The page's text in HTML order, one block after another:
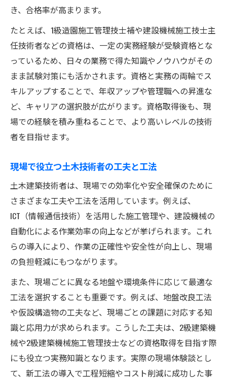
き、合格率が高まります。
たとえば、1級造園施工管理技士補や建設機械施工技士主
任技術者などの資格は、一定の実務経験が受験資格とな
っているため、日々の業務で得た知識やノウハウがその
まま試験対策にも活かされます。資格と実務の両輪でス
キルアップすることで、年収アップや管理職への昇進な
ど、キャリアの選択肢が広がります。資格取得後も、現
場での経験を積み重ねることで、より高いレベルの技術
者を目指せます。
現場で役立つ土木技術者の工夫と工法
土木建築技術者は、現場での効率化や安全確保のために
さまざまな工夫や工法を活用しています。例えば、
ICT（情報通信技術）を活用した施工管理や、建設機械の
自動化による作業効率の向上などが挙げられます。これ
らの導入により、作業の正確性や安全性が向上し、現場
の負担軽減にもつながります。
また、現場ごとに異なる地盤や環境条件に応じて最適な
工法を選択することも重要です。例えば、地盤改良工法
や仮設構造物の工夫など、現場ごとの課題に対応する知
識と応用力が求められます。こうした工夫は、2級建築機
械や2級建築機械施工管理技士などの資格取得を目指す際
にも役立つ実務知識となります。実際の現場体験談とし
て、新工法の導入で工程短縮やコスト削減に成功した事